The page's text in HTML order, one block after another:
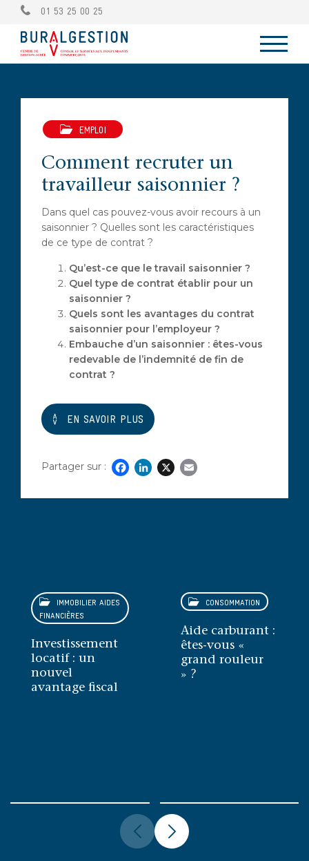
01 53 25 00 25
EMPLOI
Comment recruter un
travailleur saisonnier ?
Dans quel cas pouvez-vous avoir recours à un
saisonnier ? Quelles sont les caractéristiques
de ce type de contrat ?
Qu’est-ce que le travail saisonnier ?
Quel type de contrat établir pour un
saisonnier ?
Quels sont les avantages du contrat
saisonnier pour l’employeur ?
Embauche d’un saisonnier : êtes-vous
redevable de l’indemnité de fin de
contrat ?
EN SAVOIR PLUS
Partager sur :
Facebook
LinkedIn
X Email
IMMOBILIER AIDES
FINANCIÈRES
Investissement
locatif : un
nouvel
avantage fiscal
CONSOMMATION
Aide carburant :
êtes-vous «
grand rouleur
» ?